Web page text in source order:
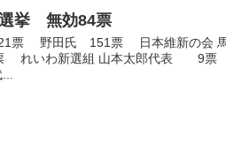
挙 無効84票
票 野田氏 151票 日本維新の会
れいわ新選組 山本太郎代表 9票